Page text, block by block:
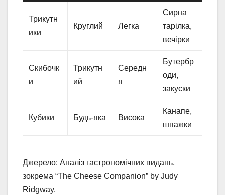
Трикутн
ики
Круглий Легка
Сирна
тарілка,
вечірки
Скибочк
и
Трикутн
ий
Середн
я
Бутербр
оди,
закуски
Кубики Будь-яка Висока
Канапе,
шпажки
Джерело: Аналіз гастрономічних видань,
зокрема “The Cheese Companion” by Judy
Ridgway.